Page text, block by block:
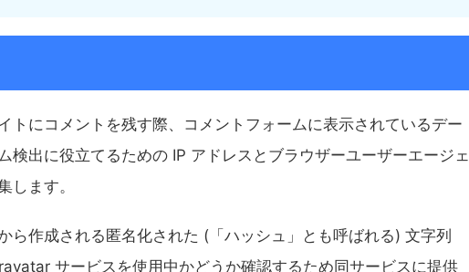
トにコメントを残す際、コメントフォームに表示されているデー
検出に役立てるための IP アドレスとブラウザーユーザーエージェ
します。
ら作成される匿名化された (「ハッシュ」とも呼ばれる) 文字列
サービスを使用中かどうか確認するため同サービスに提供